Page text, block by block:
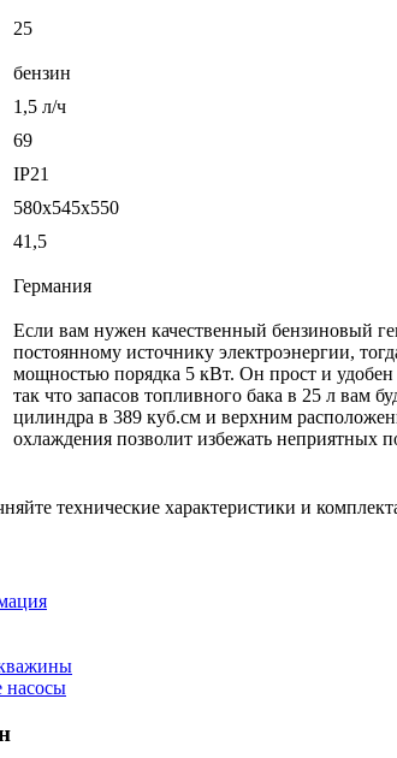
25
бензин
1,5 л/ч
69
IP21
580x545x550
41,5
Германия
Если вам нужен качественный бензиновый
постоянному источнику электроэнергии,
мощностью порядка 5 кВт. Он прост и
так что запасов топливного бака в 25 л вам
цилиндра в 389 куб.см и верхним
охлаждения позволит избежать неприятных
технические характеристики и
насосы